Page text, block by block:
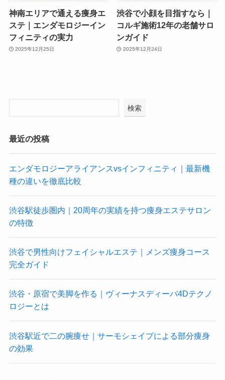
神南エリアで通える痩身エ
ステ｜エンダモロジーイン
フィニティの実力
2025年12月25日
渋谷で小顔を目指すなら｜
コルギ施術12年の老舗サロ
ンガイド
2025年12月24日
検索
最近の投稿
エンダモロジーアライアンスvsインフィニティ｜最新機
種の違いを徹底比較
渋谷駅徒歩圏内｜20周年の実績を持つ痩身エステサロン
の特徴
渋谷で男性向けフェイシャルエステ｜メンズ痩身コース
完全ガイド
渋谷・原宿で美脚を作る｜ヴィーナスディーバ4Dテクノ
ロジーとは
渋谷駅近で二の腕痩せ｜サーモシェイプによる部分痩身
の効果